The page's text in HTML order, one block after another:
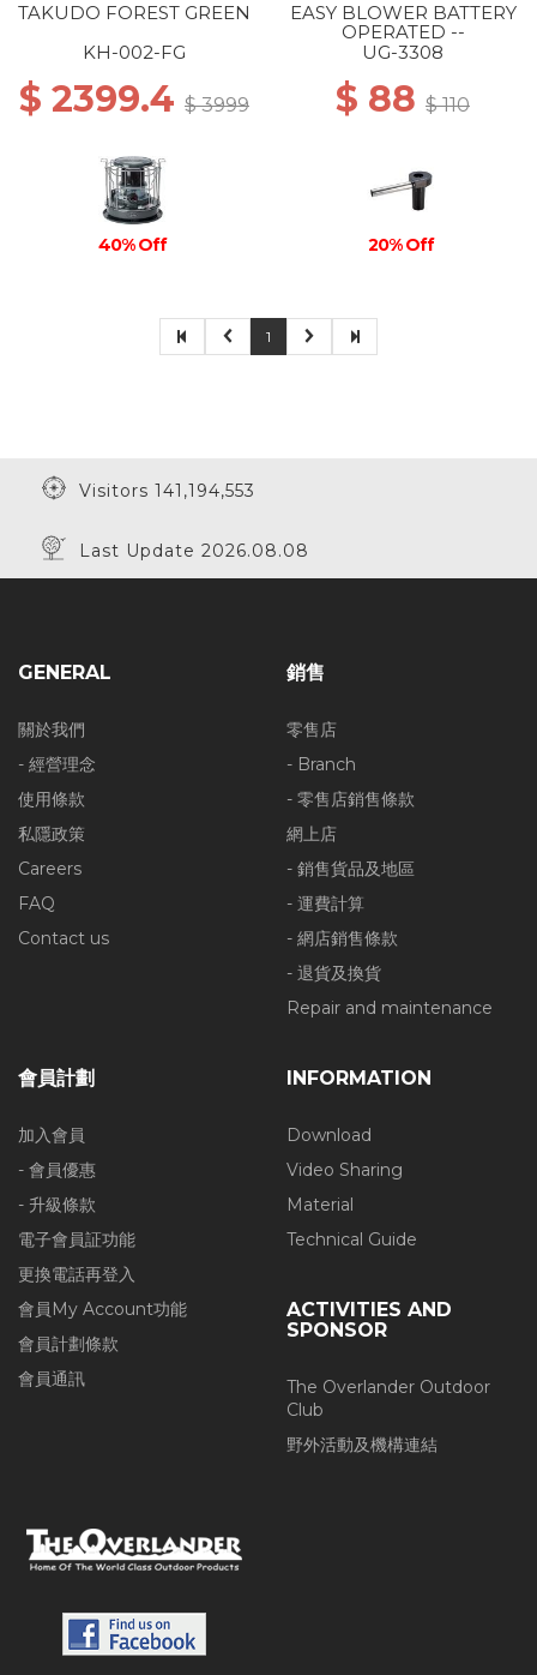
TAKUDO FOREST GREEN
KH-002-FG
$ 2399.4 $ 3999
40% Off
EASY BLOWER BATTERY
OPERATED --
UG-3308
$ 88 $ 110
20% Off
1
Visitors 141,194,553
Last Update 2026.08.08
GENERAL
關於我們
- 經營理念
使用條款
私隱政策
Careers
FAQ
Contact us
銷售
零售店
- Branch
- 零售店銷售條款
網上店
- 銷售貨品及地區
- 運費計算
- 網店銷售條款
- 退貨及換貨
Repair and maintenance
會員計劃
加入會員
- 會員優惠
- 升級條款
電子會員証功能
更換電話再登入
會員My Account功能
會員計劃條款
會員通訊
INFORMATION
Download
Video Sharing
Material
Technical Guide
ACTIVITIES AND
SPONSOR
The Overlander Outdoor
Club
野外活動及機構連結